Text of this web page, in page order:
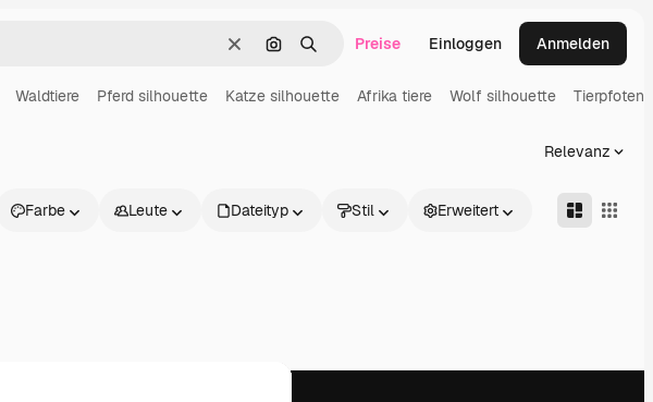
LöschenNach Bild suchen
SuchenPreise Einloggen Anmelden
Waldtiere Pferd silhouette Katze silhouette Afrika tiere Wolf silhouette Tierpfoten
Relevanz
Farbe Leute Dateityp Stil Erweitert